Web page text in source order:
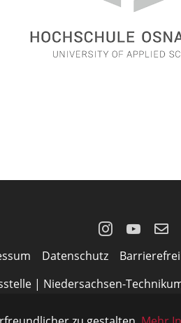
Mail
Datenschutz
| Niedersachsen-